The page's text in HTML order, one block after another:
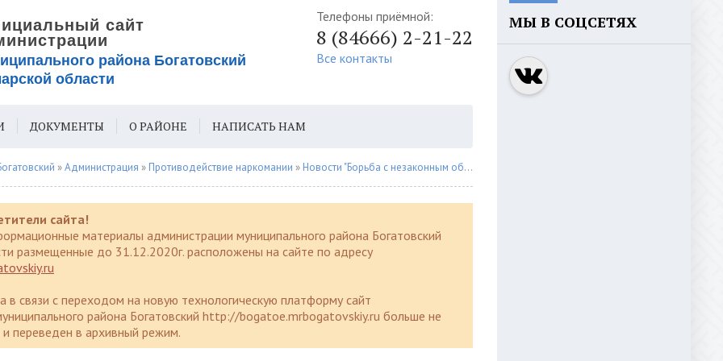
Телефоны приёмной:
8 (84666) 2-21-22
Все контакты
ДОКУМЕНТЫ О РАЙОНЕ НАПИСАТЬ НАМ
ДЛЯ СЛАБОВИДЯЩИХ
»Администрация » Противодействие наркомании » Новости "Борьба с незаконным оборотом наркоти
сайта!
материалы администрации муниципального района Богатовский
размещенные до 31.12.2020г. расположены на сайте по адресу
в связи с переходом на новую технологическую платформу сайт
района Богатовский http://bogatoe.mrbogatovskiy.ru больше не
переведен в архивный режим.
МЫ В СОЦСЕТЯХ